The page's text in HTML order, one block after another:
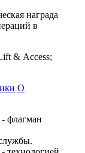
награда
в
& Access;
О
флагман